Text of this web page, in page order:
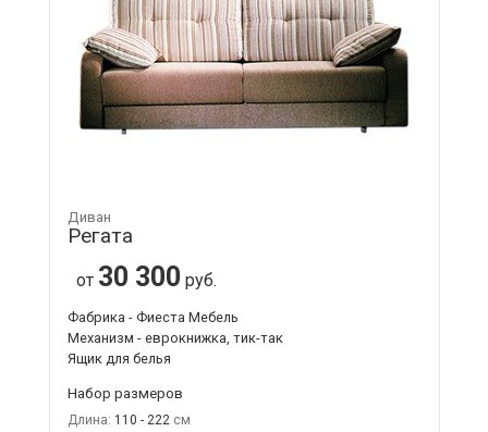
Диван
Регата
от 30 300 руб.
Фабрика - Фиеста Мебель
Механизм - еврокнижка, тик-так
Ящик для белья
Набор размеров
Длина: 110 - 222